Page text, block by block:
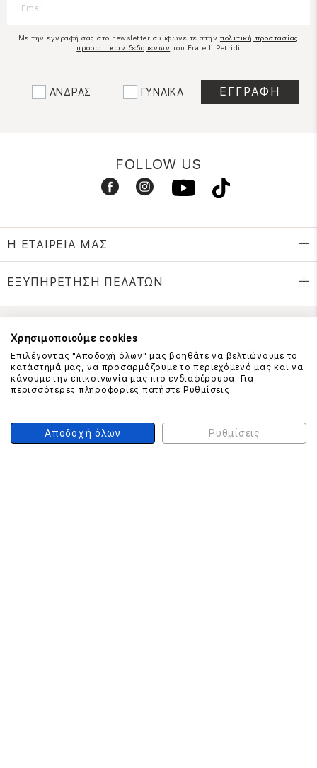
Με την εγγραφή σας στο newsletter συμφωνείτε στην πολιτική προστασίας
προσωπικών δεδομένων του Fratelli Petridi
ΑΝΔΡΑΣ ΓΥΝΑΙΚΑ
FOLLOW US
Η ΕΤΑΙΡΕΙΑ ΜΑΣ
ΕΞΥΠΗΡΕΤΗΣΗ ΠΕΛΑΤΩΝ
ΕΠΙΚΟΙΝΩΝΗΣΤΕ ΜΑΖΙ ΜΑΣ
210 999 4510
(Χρεώση μια αστική μονάδα από σταθερό)
ΑΣΦΑΛΕΙΑ ΣΥΝΑΛΛΑΓΩΝ
Χρησιμοποιούμε cookies
Επιλέγοντας "Αποδοχή όλων" μας βοηθάτε να βελτιώνουμε το
κατάστημά μας, να προσαρμόζουμε το περιεχόμενό μας και να
κάνουμε την επικοινωνία μας πιο ενδιαφέρουσα. Για
περισσότερες πληροφορίες πατήστε Ρυθμίσεις.
Αποδοχή όλων Ρυθμίσεις